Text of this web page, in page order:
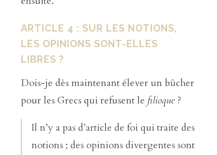
ARTICLE 4 : SUR LES NOTIONS,
LES OPINIONS SONT-ELLES
LIBRES ?
Dois-je dès maintenant élever un bûcher
pour les Grecs qui refusent le filioque ?
Il n’y a pas d’article de foi qui traite des
notions ; des opinions divergentes sont